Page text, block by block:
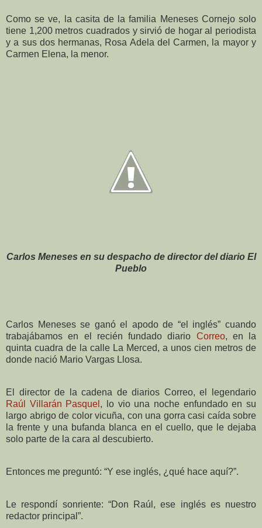
Como se ve, la casita de la familia Meneses Cornejo solo
tiene 1,200 metros cuadrados y sirvió de hogar al periodista
y a sus dos hermanas, Rosa Adela del Carmen, la mayor y
Carmen Elena, la menor.
Carlos Meneses en su despacho de director del diario El
Pueblo
Carlos Meneses se ganó el apodo de “el inglés” cuando
trabajábamos en el recién fundado diario Correo, en la
quinta cuadra de la calle La Merced, a unos cien metros de
donde nació Mario Vargas Llosa.
El director de la cadena de diarios Correo, el legendario
Raúl Villarán Pasquel , lo vio una noche enfundado en su
largo abrigo de color vicuña, con una gorra casi caída sobre
la frente y una bufanda blanca en el cuello, que le dejaba
solo parte de la cara al descubierto.
Entonces me preguntó: “Y ese inglés, ¿qué hace aquí?”.
Le respondí sonriente: “Don Raúl, ese inglés es nuestro
redactor principal”.